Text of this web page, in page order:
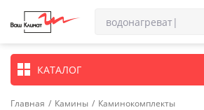
КАТАЛОГ
Главная / Камины / Каминокомплекты